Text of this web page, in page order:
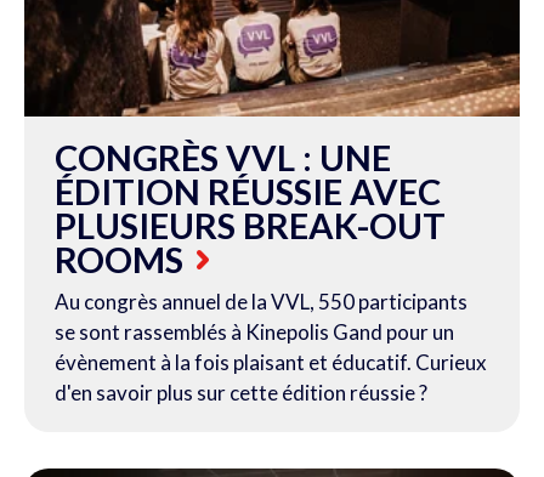
CONGRÈS VVL : UNE
ÉDITION RÉUSSIE AVEC
PLUSIEURS BREAK-OUT
ROOMS
Au congrès annuel de la VVL, 550 participants
se sont rassemblés à Kinepolis Gand pour un
évènement à la fois plaisant et éducatif. Curieux
d'en savoir plus sur cette édition réussie ?